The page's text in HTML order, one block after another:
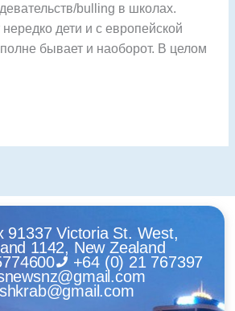
bulling в школах.
дети и с европейской
бывает и наоборот. В целом
91337 Victoria St. West,
1142, New Zealand
+64 (0) 21 767397